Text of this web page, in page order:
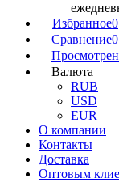
Избранное0
Сравнение0
Валюта
RUB
USD
EUR
О компании
Контакты
Доставка
Оптовым